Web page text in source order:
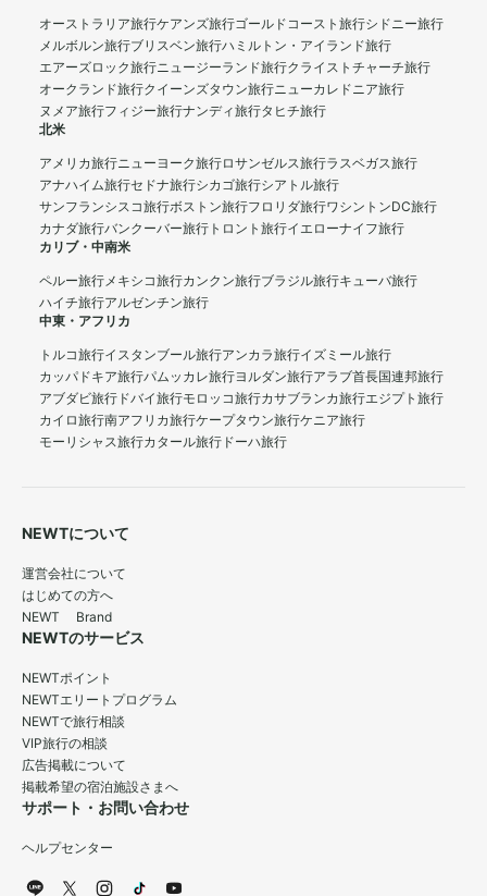
オーストラリア旅行ケアンズ旅行ゴールドコースト旅行シドニー旅行
メルボルン旅行ブリスベン旅行ハミルトン・アイランド旅行
エアーズロック旅行ニュージーランド旅行クライストチャーチ旅行
オークランド旅行クイーンズタウン旅行ニューカレドニア旅行
ヌメア旅行フィジー旅行ナンディ旅行タヒチ旅行
北米
アメリカ旅行ニューヨーク旅行ロサンゼルス旅行ラスベガス旅行
アナハイム旅行セドナ旅行シカゴ旅行シアトル旅行
サンフランシスコ旅行ボストン旅行フロリダ旅行ワシントンDC旅行
カナダ旅行バンクーバー旅行 トロント旅行イエローナイフ旅行
カリブ・中南米
ペルー旅行メキシコ旅行カンクン旅行ブラジル旅行キューバ旅行
ハイチ旅行アルゼンチン旅行
中東・アフリカ
トルコ旅行イスタンブール旅行アンカラ旅行イズミール旅行
カッパドキア旅行パムッカレ旅行ヨルダン旅行アラブ首長国連邦旅行
アブダビ旅行 ドバイ旅行モロッコ旅行カサブランカ旅行エジプト旅行
カイロ旅行南アフリカ旅行ケープタウン旅行ケニア旅行
モーリシャス旅行カタール旅行 ドーハ旅行
NEWTについて
運営会社について
はじめての方へ
NEWT Brand
NEWTのサービス
NEWTポイント
NEWTエリートプログラム
NEWTで旅行相談
VIP旅行の相談
広告掲載について
掲載希望の宿泊施設さまへ
サポート・お問い合わせ
ヘルプセンター